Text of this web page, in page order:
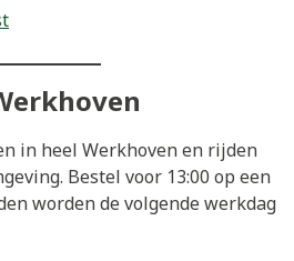
in heel Werkhoven en rijden
Bestel voor 13:00 op een
worden de volgende werkdag